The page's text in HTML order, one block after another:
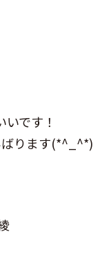
です！
ばります(*^_^*)